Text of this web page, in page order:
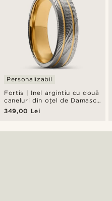
Fortis | Inel argintiu cu două
caneluri din oțel de Damasc
și titan auriu
Personalizabil
349,00 Lei